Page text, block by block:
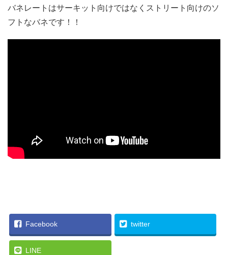
バネレートはサーキット向けではなくストリート向けのソ
フトなバネです！！
Facebook twitter
LINE